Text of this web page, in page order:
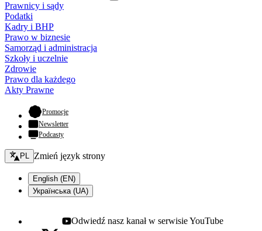
Prawnicy i sądy
Podatki
Kadry i BHP
Prawo w biznesie
Samorząd i administracja
Szkoły i uczelnie
Zdrowie
Prawo dla każdego
Akty Prawne
Promocje- otwiera się w nowej karcie
Newsletter
Podcasty
Zmień język - bieżący:
PL Zmień język strony
English (EN)
Українська (UA)
Youtube - otwiera się w nowej karcie
Odwiedź nasz kanał w serwisie YouTube